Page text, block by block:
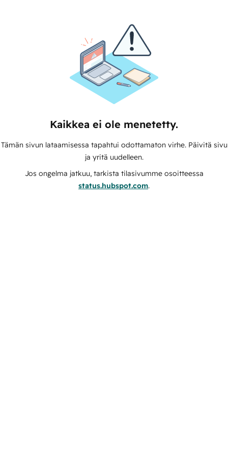
Kaikkea ei ole menetetty.
Tämän sivun lataamisessa tapahtui odottamaton virhe. Päivitä sivu
ja yritä uudelleen.
Jos ongelma jatkuu, tarkista tilasivumme osoitteessa
status.hubspot.com.